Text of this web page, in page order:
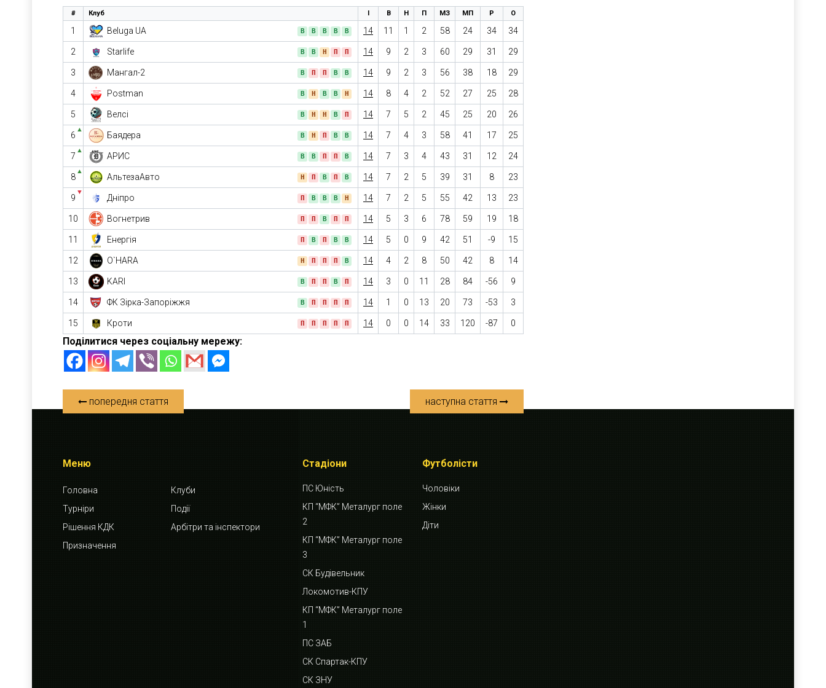
# Клуб І В Н П МЗ МП Р О
1 Beluga UA В В В В В 14 11 1 2 58 24 34 34
2 Starlife В В Н П П 14 9 2 3 60 29 31 29
3 Мангал-2 В П П В В 14 9 2 3 56 38 18 29
4 Postman В Н В В Н 14 8 4 2 52 27 25 28
5 Велсі В Н Н В П 14 7 5 2 45 25 20 26
6
▲
Баядера В Н П В В 14 7 4 3 58 41 17 25
7
▲
АРИС В В П П В 14 7 3 4 43 31 12 24
8
▲
АльтезаАвто Н П В П В 14 7 2 5 39 31 8 23
9
▼
Дніпро П В В В Н 14 7 2 5 55 42 13 23
10 Вогнетрив П П В П П 14 5 3 6 78 59 19 18
11 Енергія П В П В В 14 5 0 9 42 51 -9 15
12 O`HARA Н П П П В 14 4 2 8 50 42 8 14
13 KARI В П П В П 14 3 0 11 28 84 -56 9
14 ФК Зірка-Запоріжжя В П П П П 14 1 0 13 20 73 -53 3
15 Кроти П П П П П 14 0 0 14 33 120 -87 0
Поділитися через соціальну мережу:
попередня стаття наступна стаття
Меню
Головна
Клуби
Турніри
Події
Рішення КДК
Арбітри та інспектори
Призначення
Стадіони
ПС Юність
КП “МФК” Металург поле
2
КП “МФК” Металург поле
3
СК Будівельник
Локомотив-КПУ
КП “МФК” Металург поле
1
ПС ЗАБ
СК Спартак-КПУ
СК ЗНУ
Футболісти
Чоловіки
Жінки
Діти